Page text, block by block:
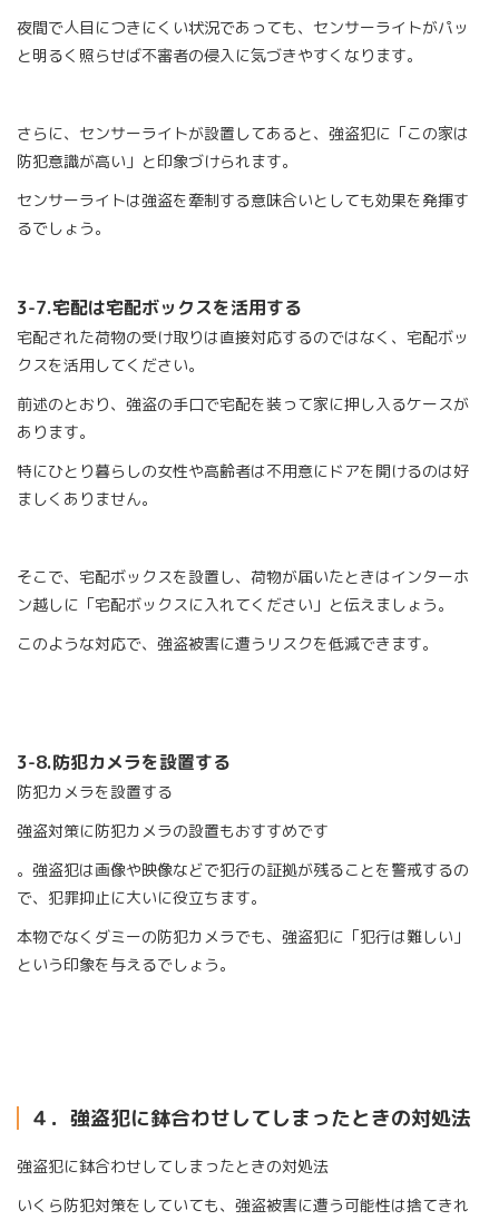
夜間で人目につきにくい状況であっても、センサーライトがパッ
と明るく照らせば不審者の侵入に気づきやすくなります。
さらに、センサーライトが設置してあると、強盗犯に「この家は
防犯意識が高い」と印象づけられます。
センサーライトは強盗を牽制する意味合いとしても効果を発揮す
るでしょう。
3-7.宅配は宅配ボックスを活用する
宅配された荷物の受け取りは直接対応するのではなく、宅配ボッ
クスを活用してください。
前述のとおり、強盗の手口で宅配を装って家に押し入るケースが
あります。
特にひとり暮らしの女性や高齢者は不用意にドアを開けるのは好
ましくありません。
そこで、宅配ボックスを設置し、荷物が届いたときはインターホ
ン越しに「宅配ボックスに入れてください」と伝えましょう。
このような対応で、強盗被害に遭うリスクを低減できます。
3-8.防犯カメラを設置する
防犯カメラを設置する
強盗対策に防犯カメラの設置もおすすめです
。強盗犯は画像や映像などで犯行の証拠が残ることを警戒するの
で、犯罪抑止に大いに役立ちます。
本物でなくダミーの防犯カメラでも、強盗犯に「犯行は難しい」
という印象を与えるでしょう。
４．強盗犯に鉢合わせしてしまったときの対処法
強盗犯に鉢合わせしてしまったときの対処法
いくら防犯対策をしていても、強盗被害に遭う可能性は捨てきれ